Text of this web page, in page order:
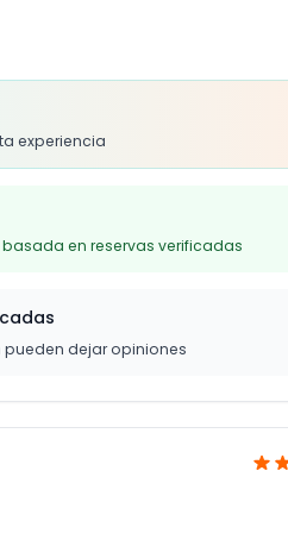
experiencia
en reservas verificadas
pueden dejar opiniones